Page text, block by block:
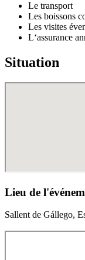
Le transport
Les boissons
Les visites
L‘assurance
Situation
Lieu de
Sallent de Gállego,